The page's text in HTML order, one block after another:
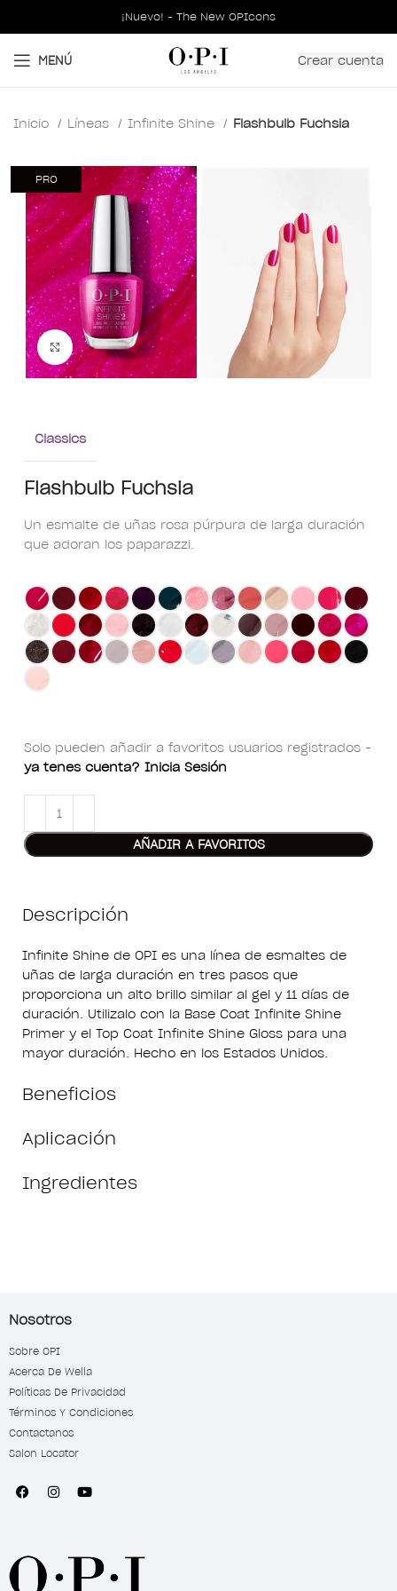
¡Nuevo! - The New OPIcons
MENÚ Crear cuenta
Inicio Líneas Infinite Shine Flashbulb Fuchsia
Clic para ampliar
PRO
Classics
Flashbulb Fuchsia
Un esmalte de uñas rosa púrpura de larga duración
que adoran los paparazzi.
Solo pueden añadir a favoritos usuarios registrados -
ya tenes cuenta? Inicia Sesión
AÑADIR A FAVORITOS
Descripción
Infinite Shine de OPI es una línea de esmaltes de
uñas de larga duración en tres pasos que
proporciona un alto brillo similar al gel y 11 días de
duración. Utilizalo con la Base Coat Infinite Shine
Primer y el Top Coat Infinite Shine Gloss para una
mayor duración. Hecho en los Estados Unidos.
Beneficios
Aplicación
Ingredientes
Nosotros
Sobre OPI
Acerca De Wella
Políticas De Privacidad
Términos Y Condiciones
Contactanos
Salon Locator